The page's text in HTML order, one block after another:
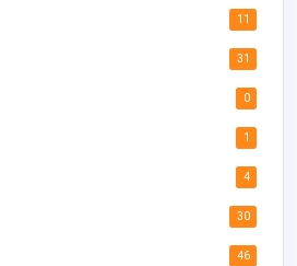
11
31
0
1
4
30
46